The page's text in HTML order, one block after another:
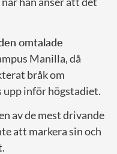
omtalade
Manilla, då
bråk om
upp inför högstadiet.
av de mest drivande
att markera sin och